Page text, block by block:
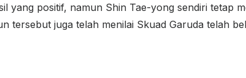
yang positif, namun Shin Tae-yong sendiri tetap
tersebut juga telah menilai Skuad Garuda telah